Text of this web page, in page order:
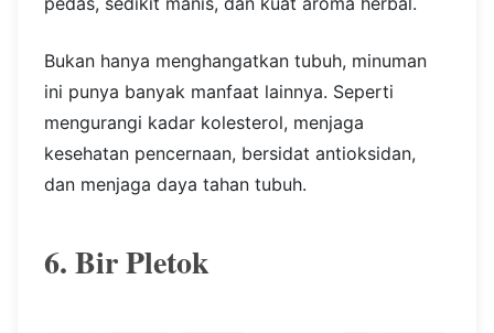
Bukan hanya menghangatkan tubuh, minuman
ini punya banyak manfaat lainnya. Seperti
mengurangi kadar kolesterol, menjaga
kesehatan pencernaan, bersidat antioksidan,
dan menjaga daya tahan tubuh.
6. Bir Pletok